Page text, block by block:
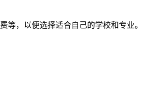
等，以便选择适合自己的学校和专业。